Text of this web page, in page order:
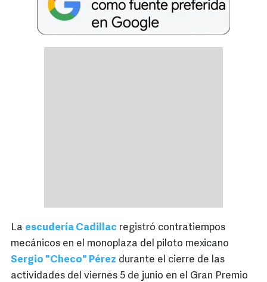
La escudería Cadillac registró contratiempos
mecánicos en el monoplaza del piloto mexicano
Sergio "Checo" Pérez durante el cierre de las
actividades del viernes 5 de junio en el Gran Premio